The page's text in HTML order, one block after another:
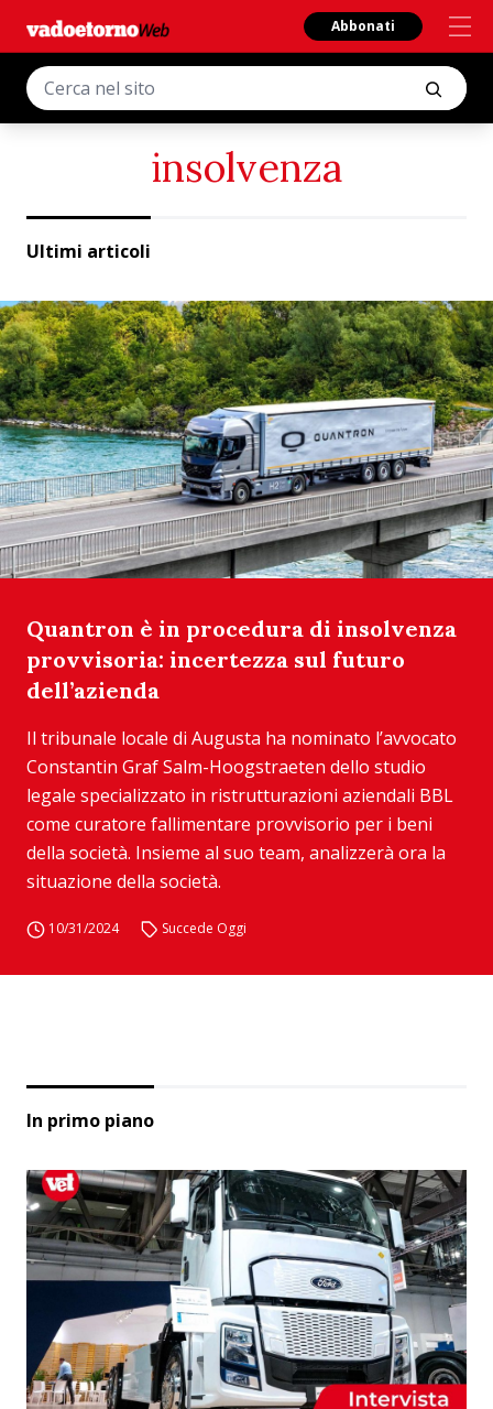
Abbonati
insolvenza
Ultimi articoli
Quantron è in procedura di insolvenza
provvisoria: incertezza sul futuro
dell’azienda
Il tribunale locale di Augusta ha nominato l’avvocato
Constantin Graf Salm-Hoogstraeten dello studio
legale specializzato in ristrutturazioni aziendali BBL
come curatore fallimentare provvisorio per i beni
della società. Insieme al suo team, analizzerà ora la
situazione della società.
10/31/2024 Succede Oggi
In primo piano